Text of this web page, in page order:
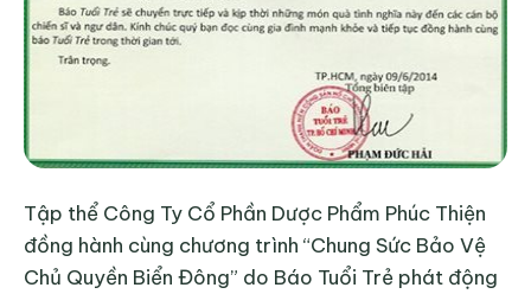
Tập thể Công Ty Cổ Phần Dược Phẩm Phúc Thiện
đồng hành cùng chương trình “Chung Sức Bảo Vệ
Chủ Quyền Biển Đông” do Báo Tuổi Trẻ phát động